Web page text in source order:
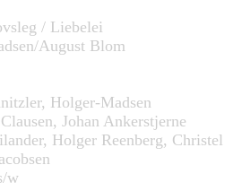
/ Liebelei
August Blom
Holger-Madsen
Johan Ankerstjerne
Holger Reenberg, Christel
w